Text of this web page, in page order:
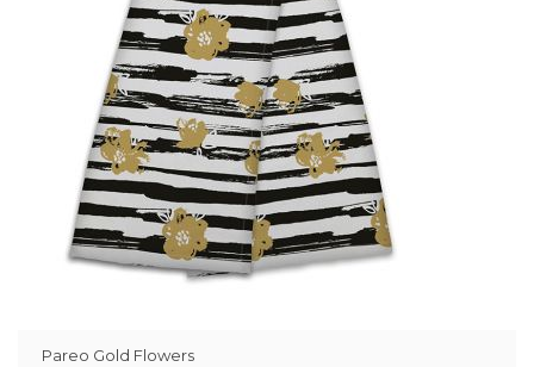
Pareo Gold Flowers